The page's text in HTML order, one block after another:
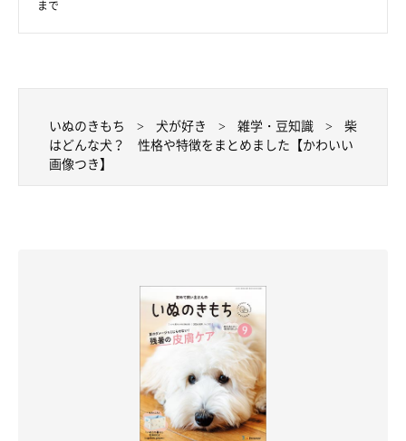
まで
いぬのきもち 犬が好き 雑学・豆知識
柴
はどんな犬？ 性格や特徴をまとめました【かわいい
画像つき】